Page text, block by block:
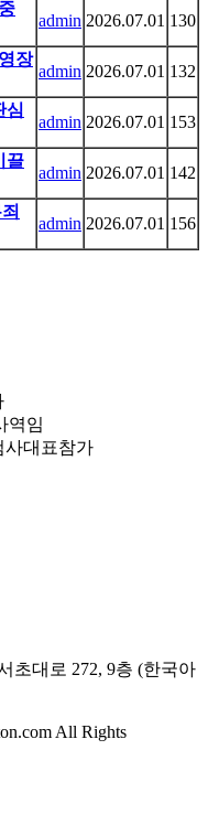
admin 2026.07.01 130
장
admin 2026.07.01 132
심
admin 2026.07.01 153
끌
admin 2026.07.01 142
admin 2026.07.01 156
역임
사대표참가
초대로 272, 9층 (한국아
All Rights